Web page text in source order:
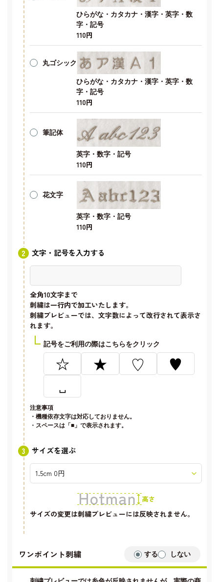
ひらがな・カタカナ・漢字・英字・数
字・記号
110円
丸ゴシック
ひらがな・カタカナ・漢字・英字・数
字・記号
110円
筆記体
英字・数字・記号
110円
花文字
英字・数字・記号
110円
文字・記号を入力する
全角10文字まで
刺繍は一行内で加工いたします。
刺繍プレビューでは、文字数によって改行されて表示さ
れます。
記号をご利用の際はこちらをクリック
☆ ★ ♡
♥
␣
注意事項
・機種依存文字は対応しておりません。
・スペースは「■」で表示されます。
サイズを選ぶ
サイズの変更は刺繍プレビューには反映されません。
ワンポイント刺繍 する しない